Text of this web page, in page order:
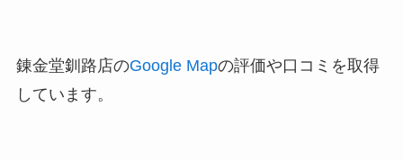
錬金堂釧路店のGoogle Mapの評価や口コミを取得
しています。